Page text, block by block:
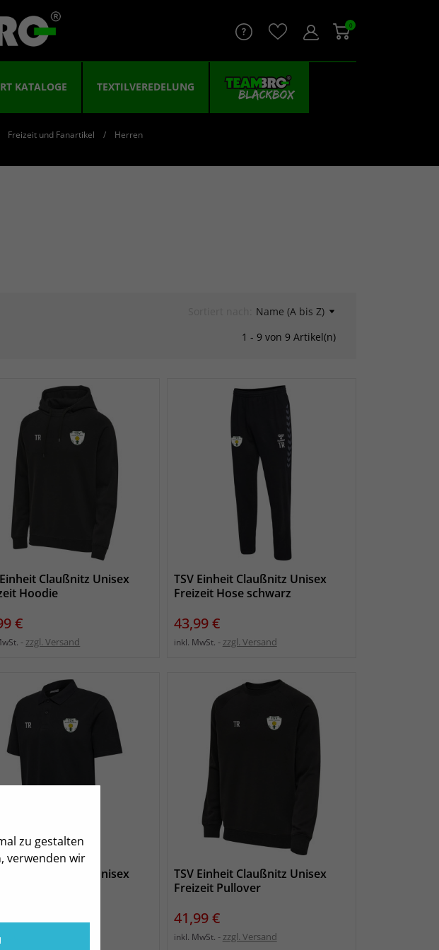
zu gestalten
verwenden wir
0
KATALOGE TEXTILVEREDELUNG
Freizeit und Fanartikel Herren
Name (A bis Z)
1 - 9 von 9 Artikel(n)
Claußnitz Unisex
Hoodie
€
zzgl. Versand
TSV Einheit Claußnitz Unisex
Freizeit Hose schwarz
Preis
43,99 €
inkl. MwSt. zzgl. Versand
Einheit Claußnitz Unisex
€
TSV Einheit Claußnitz Unisex
Freizeit Pullover
Preis
41,99 €
inkl. MwSt. zzgl. Versand